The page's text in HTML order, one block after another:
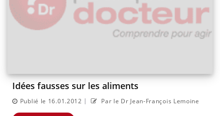
Idées fausses sur les aliments
Publié le 16.01.2012 | Par le Dr Jean-François Lemoine